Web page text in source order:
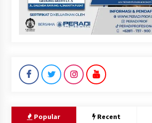
Popular Recent